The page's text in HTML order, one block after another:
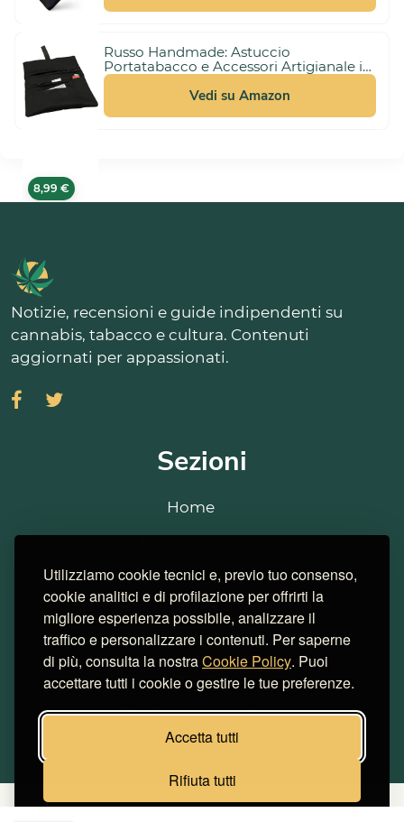
Utilizziamo cookie tecnici e, previo tuo consenso,
cookie analitici e di profilazione per offrirti la
migliore esperienza possibile, analizzare il
traffico e personalizzare i contenuti. Per saperne
di più, consulta la nostraCookie Policy. Puoi
accettare tutti i cookie o gestire le tue preferenze.
Accetta tutti
Rifiuta tutti
10,99 €
8,99 €
Russo Handmade: Astuccio
Portatabacco e Accessori Artigianale in
Tessuto. Uomo/Donna con Doppia
Cerniera per Tabacco e Filtri, 4
Scomparti (Nero)
Vedi su Amazon
Notizie, recensioni e guide indipendenti su
cannabis, tabacco e cultura. Contenuti
aggiornati per appassionati.
Sezioni
Home
Recensioni
Strains
Notizie
Consigli
Cookie
Simulatore risparmi